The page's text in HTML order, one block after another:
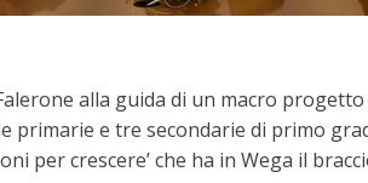
alla guida di un macro
primarie e tre secondarie di primo
per crescere’ che ha in Wega il